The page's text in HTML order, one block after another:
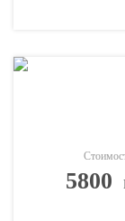
5800